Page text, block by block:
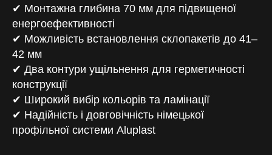
✔ Монтажна глибина 70 мм для підвищеної
енергоефективності
✔ Можливість встановлення склопакетів до 41–
42 мм
✔ Два контури ущільнення для герметичності
конструкції
✔ Широкий вибір кольорів та ламінації
✔ Надійність і довговічність німецької
профільної системи Aluplast